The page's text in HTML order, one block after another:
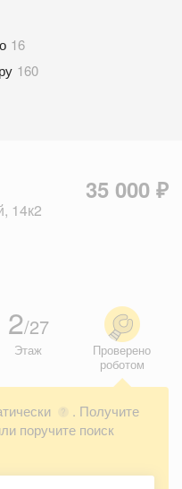
16
160
14к2
35 000 ₽
2/27
Этаж
Проверено
роботом
?
. Получите
поручите поиск